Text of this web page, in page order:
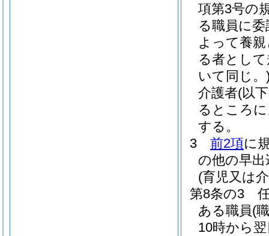
項第3号の
る職員に
よって養
る者とし
いて同じ。
介護者(以
るところ
する。
3
前2項に
の他の早
(育児又は
第8条の3
ある職員(
10時から